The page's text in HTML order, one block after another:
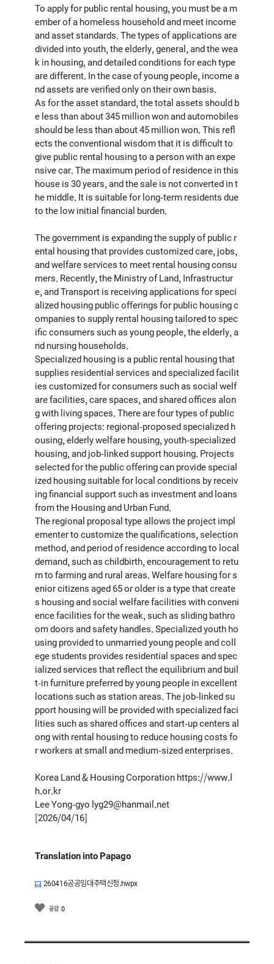
To apply for public rental housing, you must be a m
ember of a homeless household and meet income
and asset standards. The types of applications are
divided into youth, the elderly, general, and the wea
k in housing, and detailed conditions for each type
are different. In the case of young people, income a
nd assets are verified only on their own basis.
As for the asset standard, the total assets should b
e less than about 345 million won and automobiles
should be less than about 45 million won. This refl
ects the conventional wisdom that it is difficult to
give public rental housing to a person with an expe
nsive car. The maximum period of residence in this
house is 30 years, and the sale is not converted in t
he middle. It is suitable for long-term residents due
to the low initial financial burden.
The government is expanding the supply of public r
ental housing that provides customized care, jobs,
and welfare services to meet rental housing consu
mers. Recently, the Ministry of Land, Infrastructur
e, and Transport is receiving applications for speci
alized housing public offerings for public housing c
ompanies to supply rental housing tailored to spec
ific consumers such as young people, the elderly, a
nd nursing households.
Specialized housing is a public rental housing that
supplies residential services and specialized facilit
ies customized for consumers such as social welf
are facilities, care spaces, and shared offices alon
g with living spaces. There are four types of public
offering projects: regional-proposed specialized h
ousing, elderly welfare housing, youth-specialized
housing, and job-linked support housing. Projects
selected for the public offering can provide special
ized housing suitable for local conditions by receiv
ing financial support such as investment and loans
from the Housing and Urban Fund.
The regional proposal type allows the project impl
ementer to customize the qualifications, selection
method, and period of residence according to local
demand, such as childbirth, encouragement to retu
rn to farming and rural areas. Welfare housing for s
enior citizens aged 65 or older is a type that create
s housing and social welfare facilities with conveni
ence facilities for the weak, such as sliding bathro
om doors and safety handles. Specialized youth ho
using provided to unmarried young people and coll
ege students provides residential spaces and spec
ialized services that reflect the equilibrium and buil
t-in furniture preferred by young people in excellent
locations such as station areas. The job-linked su
pport housing will be provided with specialized faci
lities such as shared offices and start-up centers al
ong with rental housing to reduce housing costs fo
r workers at small and medium-sized enterprises.
Korea Land & Housing Corporationhttps://www.l
h.or.kr
Lee Yong-gyo lyg29@hanmail.net
[2026/04/16]
Translation into Papago
260416공공임대주택신청.hwpx
공감 0